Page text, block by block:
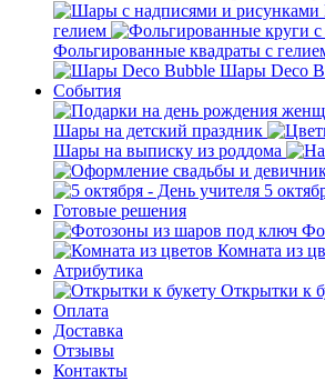
гелием
Фольгированные квадраты с
Шары Deco
События
Шары на детский праздник
Шары на выписку из роддома
5
Готовые решения
Комната из
Атрибутика
Открытки к
Оплата
Доставка
Отзывы
Контакты